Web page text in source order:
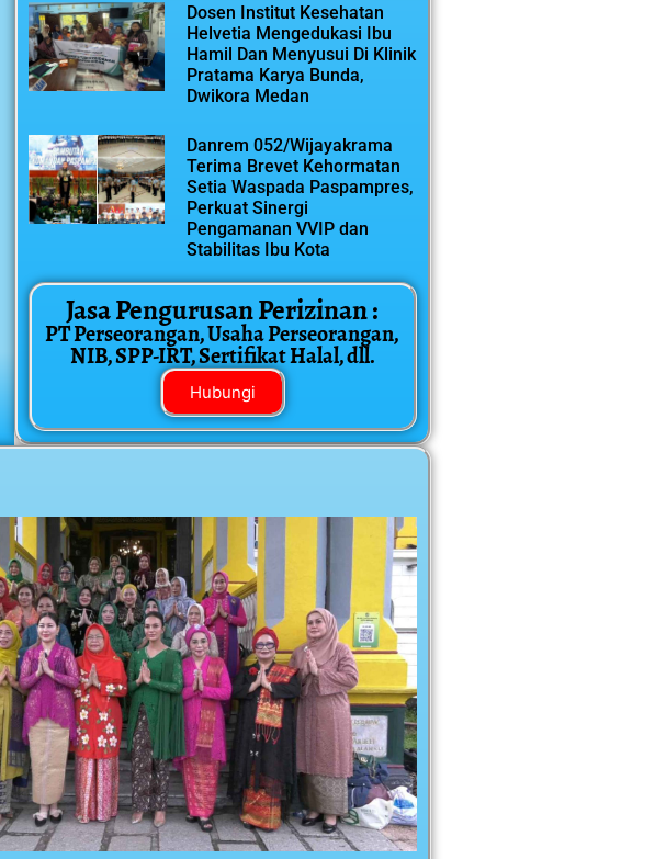
Dosen Institut Kesehatan
Helvetia Mengedukasi Ibu
Hamil Dan Menyusui Di Klinik
Pratama Karya Bunda,
Dwikora Medan
Danrem 052/Wijayakrama
Terima Brevet Kehormatan
Setia Waspada Paspampres,
Perkuat Sinergi
Pengamanan VVIP dan
Stabilitas Ibu Kota
Jasa Pengurusan Perizinan :
PT Perseorangan, Usaha Perseorangan,
NIB, SPP-IRT, Sertifikat Halal, dll.
Hubungi